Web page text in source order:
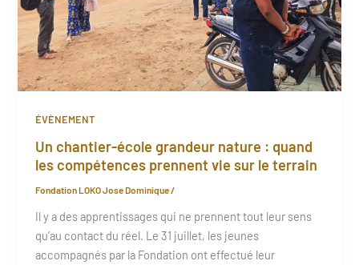
ÉVÈNEMENT
Un chantier-école grandeur nature : quand
les compétences prennent vie sur le terrain
Fondation LOKO Jose Dominique/
Il y a des apprentissages qui ne prennent tout leur sens
qu’au contact du réel. Le 31 juillet, les jeunes
accompagnés par la Fondation ont effectué leur